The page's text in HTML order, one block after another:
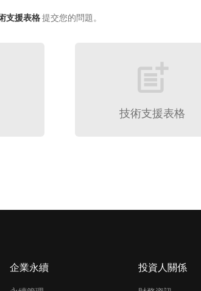
支援表格提交您的問題。
post_add
技術支援表格
企業永續 投資人關係